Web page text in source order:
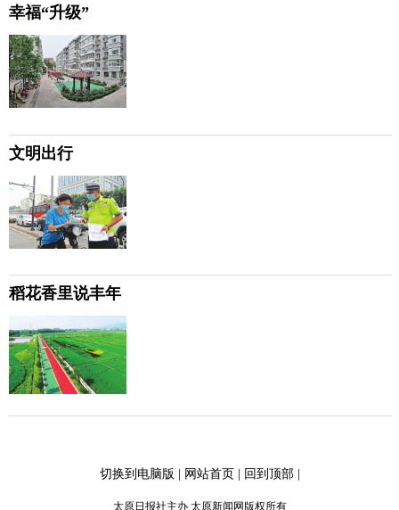
幸福“升级”
文明出行
稻花香里说丰年
切换到电脑版 | 网站首页| 回到顶部|
太原日报社主办 太原新闻网版权所有